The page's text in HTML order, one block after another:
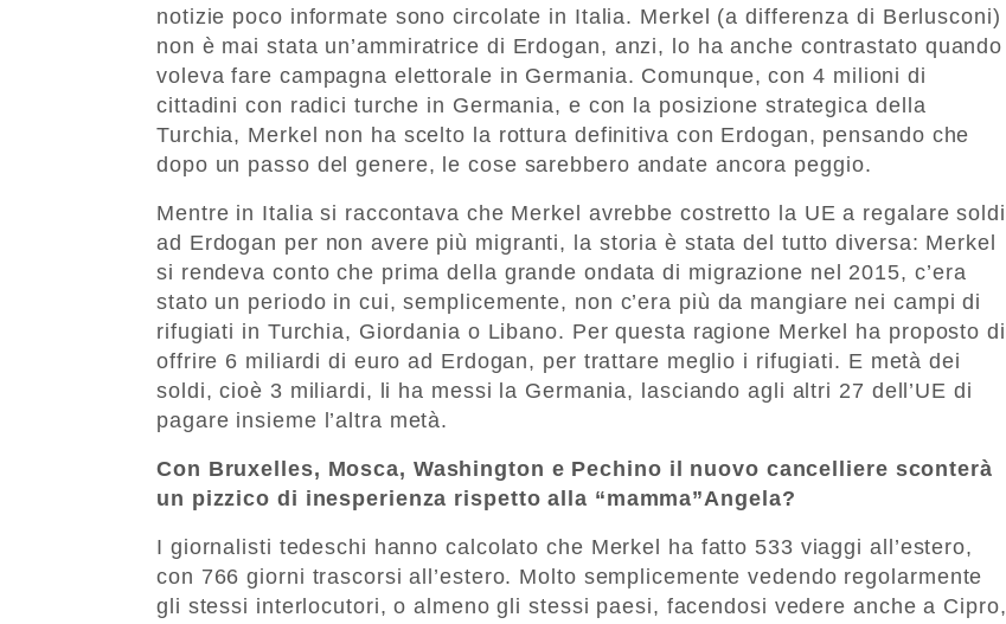
notizie poco informate sono circolate in Italia. Merkel (a differenza di Berlusconi)
non è mai stata un’ammiratrice di Erdogan, anzi, lo ha anche contrastato quando
voleva fare campagna elettorale in Germania. Comunque, con 4 milioni di
cittadini con radici turche in Germania, e con la posizione strategica della
Turchia, Merkel non ha scelto la rottura definitiva con Erdogan, pensando che
dopo un passo del genere, le cose sarebbero andate ancora peggio.
Mentre in Italia si raccontava che Merkel avrebbe costretto la UE a regalare soldi
ad Erdogan per non avere più migranti, la storia è stata del tutto diversa: Merkel
si rendeva conto che prima della grande ondata di migrazione nel 2015, c’era
stato un periodo in cui, semplicemente, non c’era più da mangiare nei campi di
rifugiati in Turchia, Giordania o Libano. Per questa ragione Merkel ha proposto di
offrire 6 miliardi di euro ad Erdogan, per trattare meglio i rifugiati. E metà dei
soldi, cioè 3 miliardi, li ha messi la Germania, lasciando agli altri 27 dell’UE di
pagare insieme l’altra metà.
Con Bruxelles, Mosca, Washington e Pechino il nuovo cancelliere sconterà
un pizzico di inesperienza rispetto alla “mamma”Angela?
I giornalisti tedeschi hanno calcolato che Merkel ha fatto 533 viaggi all’estero,
con 766 giorni trascorsi all’estero. Molto semplicemente vedendo regolarmente
gli stessi interlocutori, o almeno gli stessi paesi, facendosi vedere anche a Cipro,